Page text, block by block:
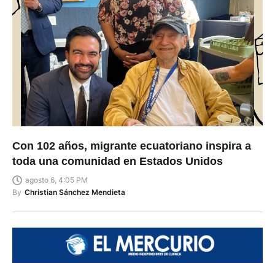
Con 102 años, migrante ecuatoriano inspira a
toda una comunidad en Estados Unidos
agosto 6, 4:05 PM
By Christian Sánchez Mendieta